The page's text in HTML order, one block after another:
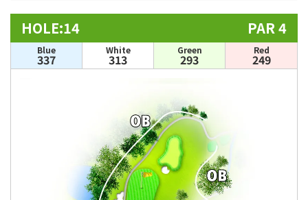
HOLE:14 PAR 4
Blue
337
White
313
Green
293
Red
249